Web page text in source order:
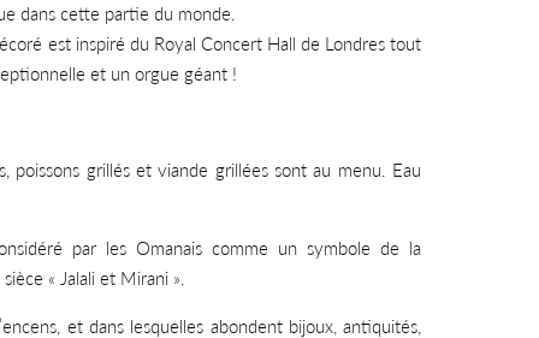
dans cette partie du monde.
est inspiré du Royal Concert Hall de Londres tout
et un orgue géant !
poissons grillés et viande grillées sont au menu. Eau
par les Omanais comme un symbole de la
« Jalali et Mirani ».
et dans lesquelles abondent bijoux, antiquités,